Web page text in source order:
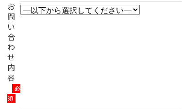
お
問
い
合
わ
せ
内
容
必
須